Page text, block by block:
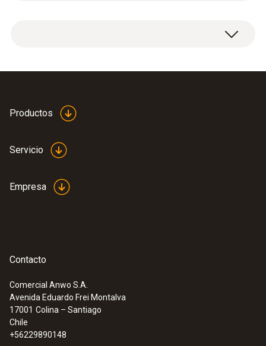
Certificado de calibración ISO con 2 puntos
:0563 0101
Kit de temperatura para el aceite de
cocina
Productos
Servicio
Empresa
Contacto
Comercial Anwo S.A.
Avenida Eduardo Frei Montalva
17001 Colina – Santiago
Chile
+56229890148